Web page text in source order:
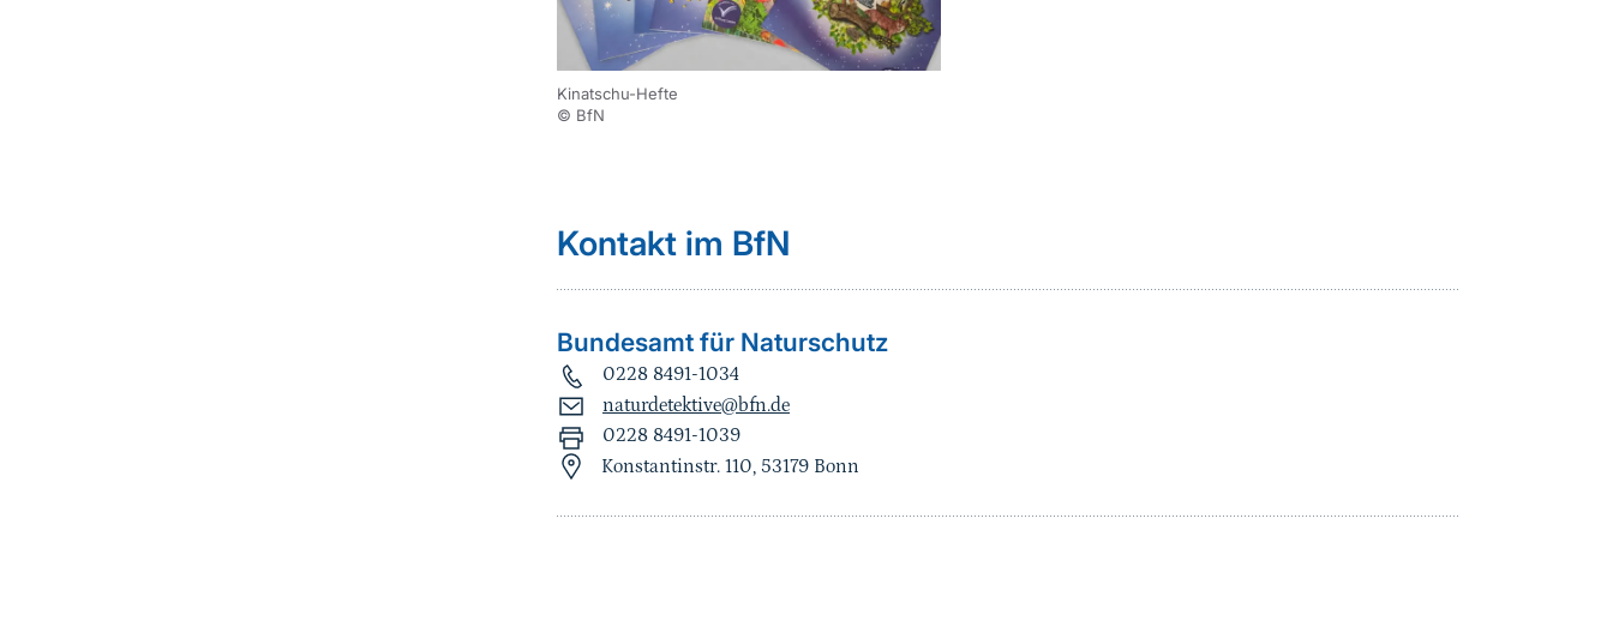
Kinatschu-Hefte
© BfN
Kontakt im BfN
Bundesamt für Naturschutz
0228 8491-1034
naturdetektive@bfn.de
0228 8491-1039
Konstantinstr. 110, 53179 Bonn